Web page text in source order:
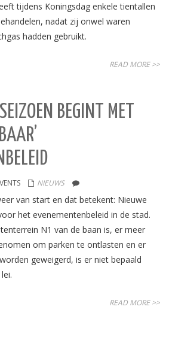
tijdens Koningsdag enkele tientallen
nadat zij onwel waren
hadden gebruikt.
READ MORE >>
BEGINT MET
NIEUWS
van start en dat betekent: Nieuwe
het evenementenbeleid in de stad.
N1 van de baan is, er meer
om parken te ontlasten en er
geweigerd, is er niet bepaald
READ MORE >>